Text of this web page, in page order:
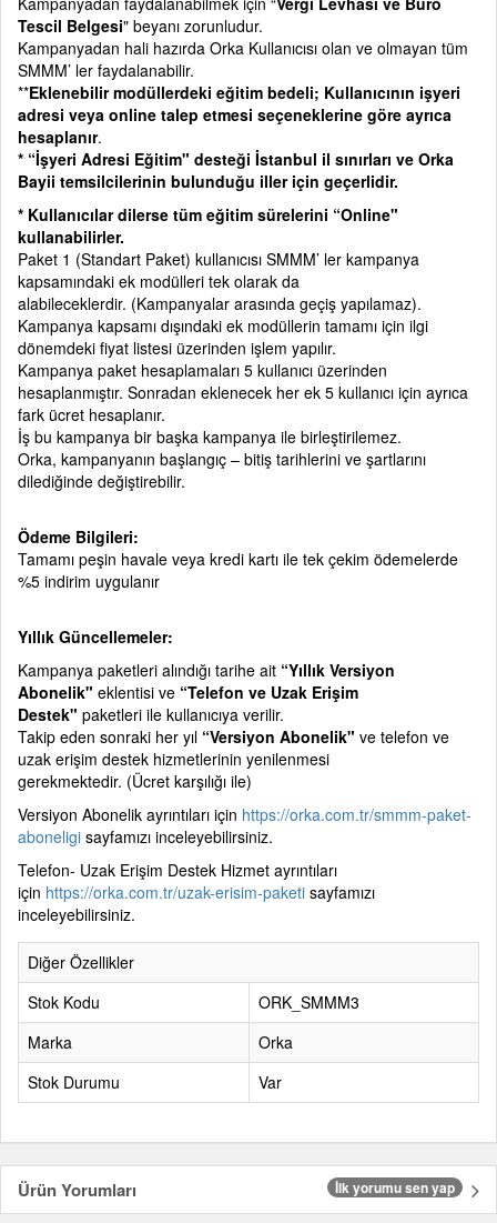
Tescil Belgesi" beyanı zorunludur.
Kampanyadan hali hazırda Orka Kullanıcısı olan ve olmayan tüm
SMMM’ ler faydalanabilir.
**Eklenebilir modüllerdeki eğitim bedeli; Kullanıcının işyeri
adresi veya online talep etmesi seçeneklerine göre ayrıca
hesaplanır.
* “İşyeri Adresi Eğitim" desteği İstanbul il sınırları ve Orka
Bayii temsilcilerinin bulunduğu iller için geçerlidir.
* Kullanıcılar dilerse tüm eğitim sürelerini “Online"
kullanabilirler.
Paket 1 (Standart Paket) kullanıcısı SMMM’ ler kampanya
kapsamındaki ek modülleri tek olarak da
alabileceklerdir. (Kampanyalar arasında geçiş yapılamaz).
Kampanya kapsamı dışındaki ek modüllerin tamamı için ilgi
dönemdeki fiyat listesi üzerinden işlem yapılır.
Kampanya paket hesaplamaları 5 kullanıcı üzerinden
hesaplanmıştır. Sonradan eklenecek her ek 5 kullanıcı için ayrıca
fark ücret hesaplanır.
İş bu kampanya bir başka kampanya ile birleştirilemez.
Orka, kampanyanın başlangıç – bitiş tarihlerini ve şartlarını
dilediğinde değiştirebilir.
Ödeme Bilgileri:
Tamamı peşin havale veya kredi kartı ile tek çekim ödemelerde
%5 indirim uygulanır
Yıllık Güncellemeler:
Kampanya paketleri alındığı tarihe ait “Yıllık Versiyon
Abonelik" eklentisi ve “Telefon ve Uzak Erişim
Destek" paketleri ile kullanıcıya verilir.
Takip eden sonraki her yıl “Versiyon Abonelik" ve telefon ve
uzak erişim destek hizmetlerinin yenilenmesi
gerekmektedir. (Ücret karşılığı ile)
Versiyon Abonelik ayrıntıları için https://orka.com.tr/smmm-paket-
aboneligi sayfamızı inceleyebilirsiniz.
Telefon- Uzak Erişim Destek Hizmet ayrıntıları
için https://orka.com.tr/uzak-erisim-paketi sayfamızı
inceleyebilirsiniz.
Diğer Özellikler
Stok Kodu
ORK_SMMM3
Marka
Orka
Stok Durumu
Var
Ürün Yorumları İlk yorumu sen yap